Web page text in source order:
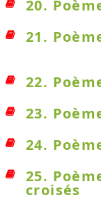
20.
21.
22.
23.
24.
25.
croisés